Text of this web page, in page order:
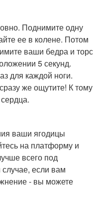
Поднимите одну
ее в колене. Потом
ваши бедра и торс
5 секунд.
для каждой ноги.
же ощутите! К тому
ваши ягодицы
на платформу и
всего под
если вам
- вы можете